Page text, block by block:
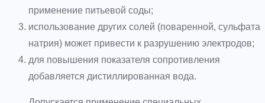
применение питьевой соды;
использование других солей (поваренной, сульфата
натрия) может привести к разрушению электродов;
для повышения показателя сопротивления
добавляется дистиллированная вода.